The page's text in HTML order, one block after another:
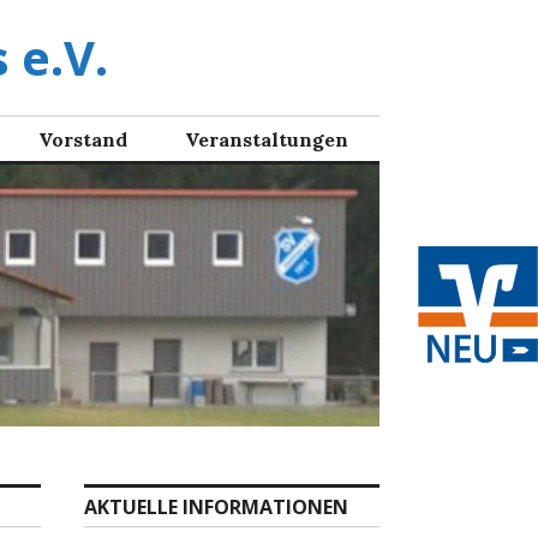
Vorstand Veranstaltungen
AKTUELLE INFORMATIONEN